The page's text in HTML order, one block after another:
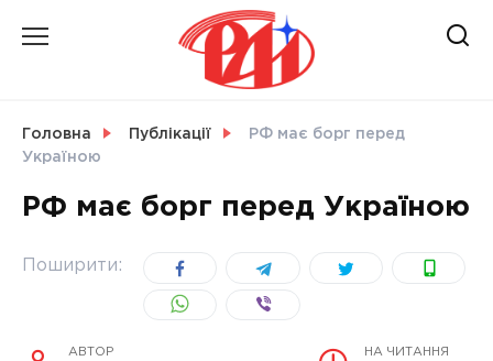
УКРАЇНА
Головна Публікації
РФ має борг перед
Україною
РФ має борг перед Україною
Поширити:
АВТОР НА ЧИТАННЯ